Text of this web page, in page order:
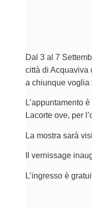
Dal 3 al 7
città di Acquaviva
a chiunque voglia
L’appuntamento
Lacorte ove, per
La mostra sarà
Il vernissage
L’ingresso è